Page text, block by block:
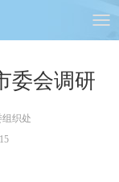
委会调研
织处